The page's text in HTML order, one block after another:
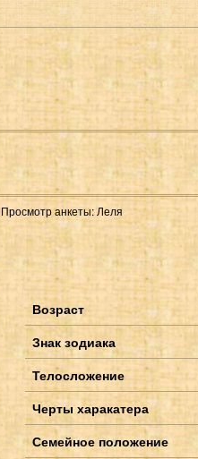
Просмотр анкеты: Леля
Возраст
Знак зодиака
Телосложение
Черты харакатера
Семейное положение